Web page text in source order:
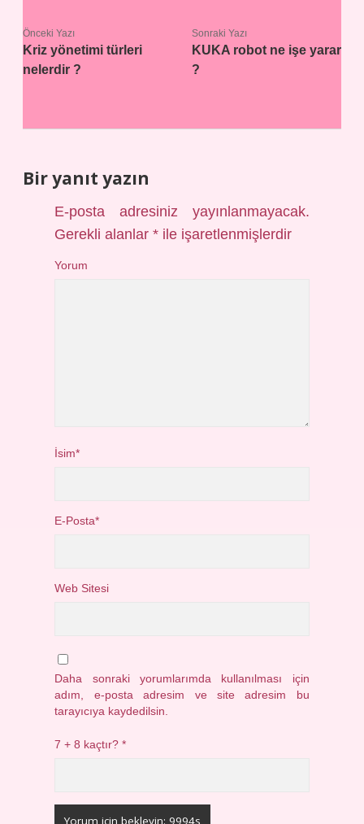
Önceki Yazı
Kriz yönetimi türleri
nelerdir ?
Sonraki Yazı
KUKA robot ne işe yarar
?
Bir yanıt yazın
E-posta adresiniz yayınlanmayacak.
Gerekli alanlar* ile işaretlenmişlerdir
Yorum
İsim*
E-Posta*
Web Sitesi
Daha sonraki yorumlarımda kullanılması için
adım, e-posta adresim ve site adresim bu
tarayıcıya kaydedilsin.
7 + 8 kaçtır?*